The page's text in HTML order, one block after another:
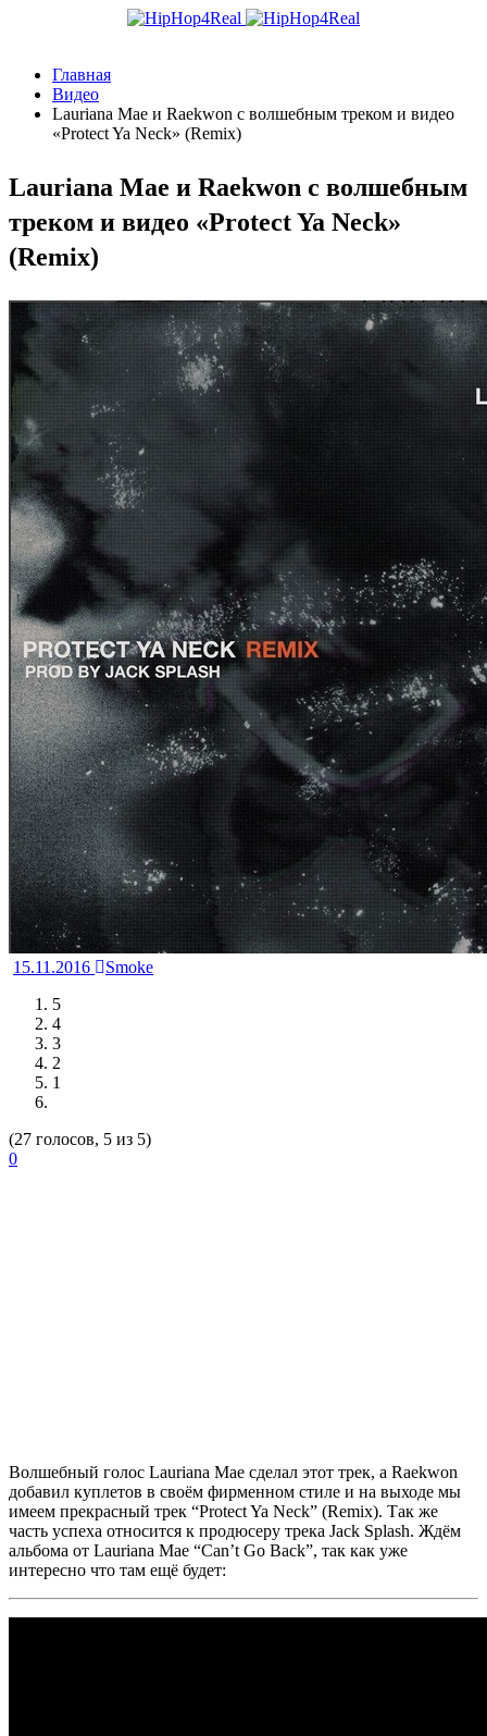
Главная
Видео
Lauriana Mae и Raekwon с волшебным треком и видео
«Protect Ya Neck» (Remix)
Lauriana Mae и Raekwon с волшебным
треком и видео «Protect Ya Neck»
(Remix)
15.11.2016
Smoke
5
4
3
2
1
(27 голосов, 5 из 5)
0
Волшебный голос Lauriana Mae сделал этот трек, а Raekwon
добавил куплетов в своём фирменном стиле и на выходе мы
имеем прекрасный трек “Protect Ya Neck” (Remix). Так же
часть успеха относится к продюсеру трека Jack Splash. Ждём
альбома от Lauriana Mae “Can’t Go Back”, так как уже
интересно что там ещё будет: